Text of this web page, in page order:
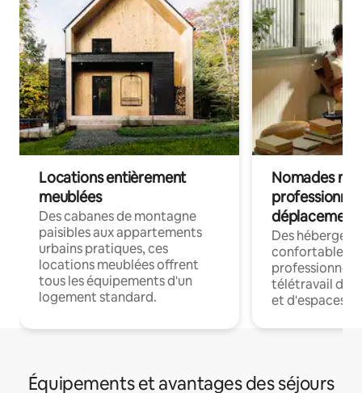
Locations entièrement
meublées
Des cabanes de montagne
paisibles aux appartements
urbains pratiques, ces
locations meublées offrent
tous les équipements d'un
logement standard.
Nomades
déplacement
Des
confortables
professionnels
télétravail
et d'espaces
Équipements et avantages des séjours